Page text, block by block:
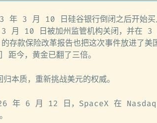
年 3 月 10 日硅谷银行倒闭之后开始买
月 10 日被加州监管机构关闭，并在 3
存款保险改革报告也把这次事件放进了美
今，黄金已翻了三倍。
本质，重新挑战美元的权威。
年 6 月 12 日，SpaceX 在